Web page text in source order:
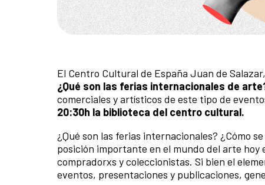
El Centro Cultural de España Juan de
¿Qué son las ferias internacionales de
comerciales y artísticos de este tipo de
20:30h la biblioteca del centro cultural.
¿Qué son las ferias internacionales? ¿Cómo
posición importante en el mundo del arte
compradorxs y coleccionistas. Si bien el
eventos, presentaciones y publicaciones,